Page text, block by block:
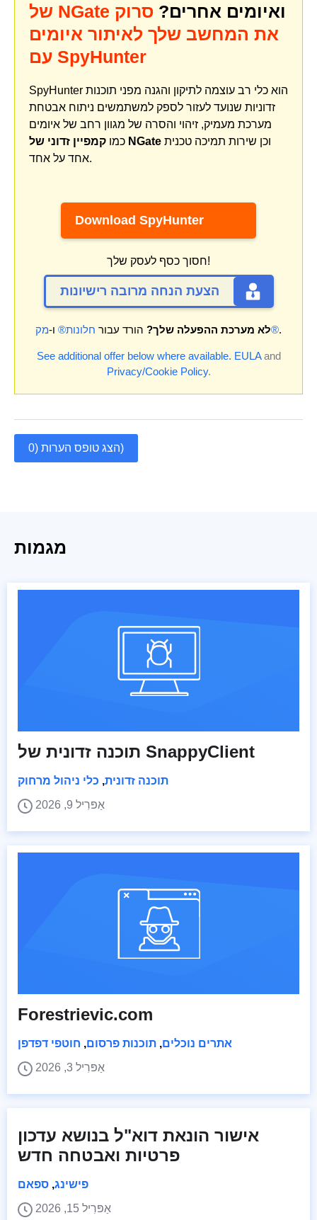
של NGate
ואיומים אחרים? סרוק
את המחשב שלך לאיתור איומים
עם SpyHunter
SpyHunter הוא כלי רב עוצמה לתיקון והגנה מפני תוכנות
זדוניות שנועד לעזור לספק למשתמשים ניתוח אבטחת
מערכת מעמיק, זיהוי והסרה של מגוון רחב של איומים
כמו קמפיין זדוני של NGate
אחד על אחד.
Download SpyHunter
חסוך כסף לעסק שלך!
הצעת הנחה מרובה רישיונות
לא מערכת ההפעלה שלך? הורד עבור חלונות® ו- מק®.
See additional offer below where available. EULAand
Privacy/Cookie Policy.
הצג טופס הערות (0)
מגמות
תוכנה זדונית של SnappyClient
תוכנה זדונית, כלי ניהול מרחוק
אַפּרִיל 9, 2026
Forestrievic.com
אתרים נוכלים, תוכנות פרסום, חוטפי דפדפן
אַפּרִיל 3, 2026
אישור הונאת דוא"ל בנושא עדכון
פרטיות ואבטחה חדש
פישינג, ספאם
אַפּרִיל 15, 2026